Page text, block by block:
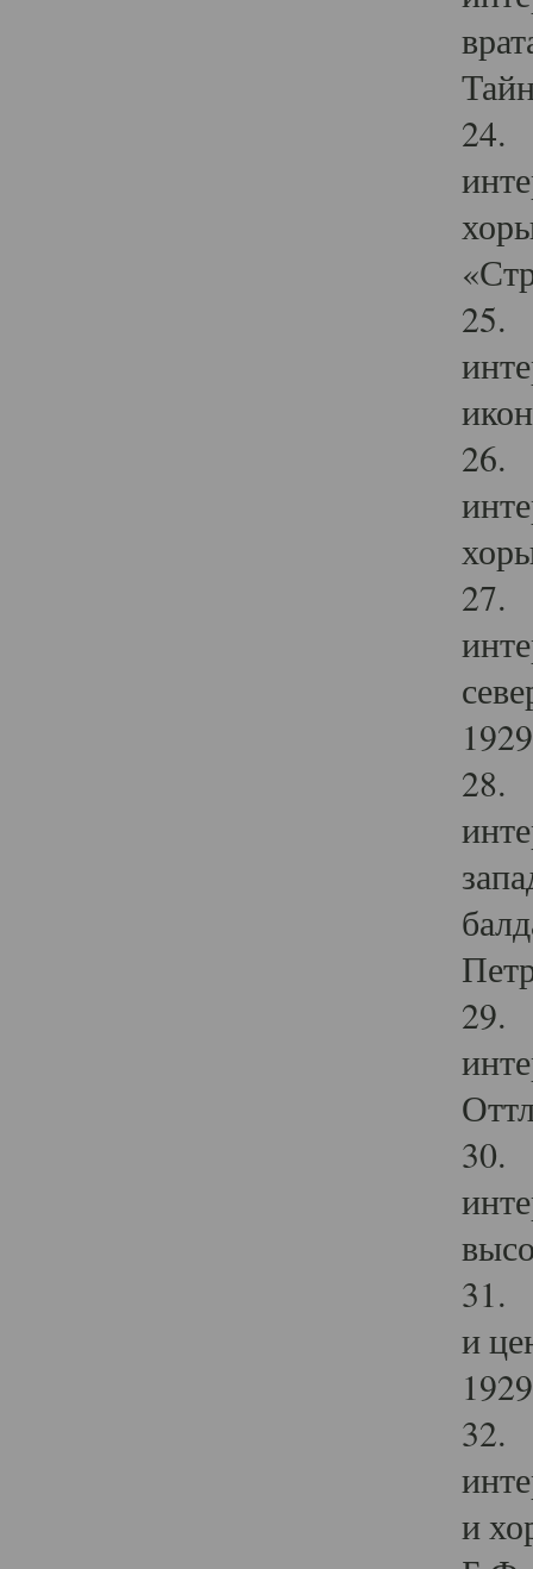
24.
25.
26.
27.
28.
29.
30.
31.
и
32.
и